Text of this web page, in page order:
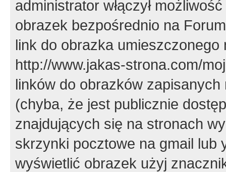
administrator włączył
obrazek bezpośrednio na
link do obrazka
http://www.jakas-strona.com/
linków do obrazków
(chyba, że jest publicznie
znajdujących się na stronach
skrzynki pocztowe na gmail lub
wyświetlić obrazek użyj